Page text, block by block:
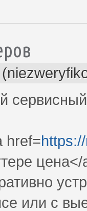
href=
цена</
или с